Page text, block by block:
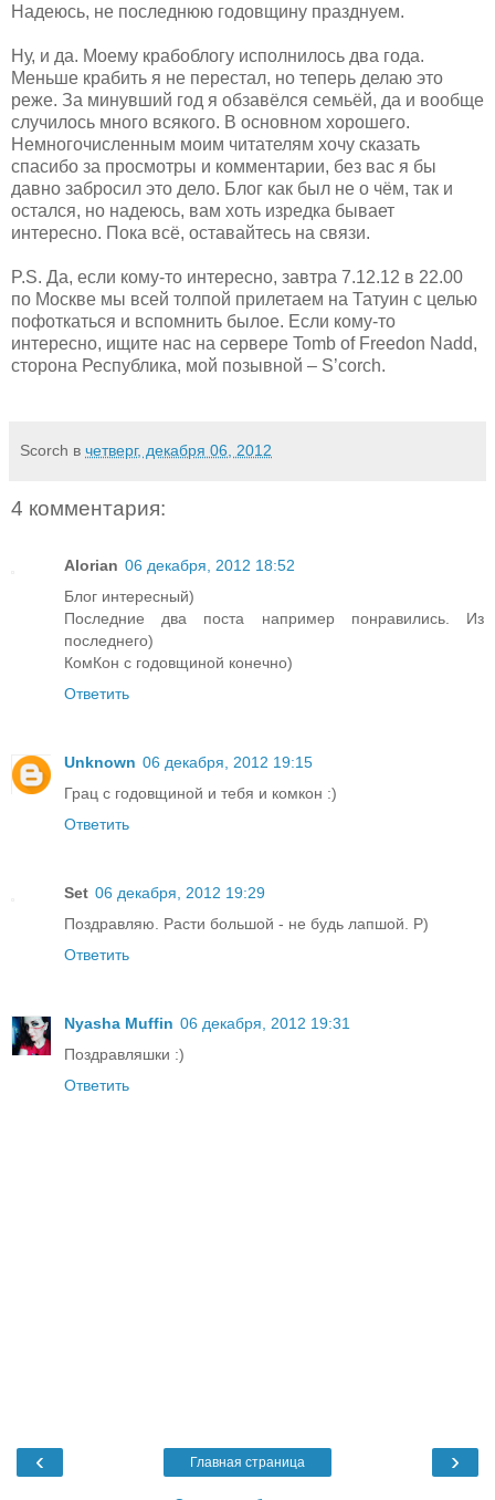
Надеюсь, не последнюю годовщину празднуем.
Ну, и да. Моему крабоблогу исполнилось два года.
Меньше крабить я не перестал, но теперь делаю это
реже. За минувший год я обзавёлся семьёй, да и вообще
случилось много всякого. В основном хорошего.
Немногочисленным моим читателям хочу сказать
спасибо за просмотры и комментарии, без вас я бы
давно забросил это дело. Блог как был не о чём, так и
остался, но надеюсь, вам хоть изредка бывает
интересно. Пока всё, оставайтесь на связи.
P.S. Да, если кому-то интересно, завтра 7.12.12 в 22.00
по Москве мы всей толпой прилетаем на Татуин с целью
пофоткаться и вспомнить былое. Если кому-то
интересно, ищите нас на сервере Tomb of Freedon Nadd,
сторона Республика, мой позывной – S’corch.
Scorch в четверг, декабря 06, 2012
4 комментария:
Alorian 06 декабря, 2012 18:52
Блог интересный)
Последние два поста например понравились. Из
последнего)
КомКон с годовщиной конечно)
Ответить
Unknown 06 декабря, 2012 19:15
Грац с годовщиной и тебя и комкон :)
Ответить
Set 06 декабря, 2012 19:29
Поздравляю. Расти большой - не будь лапшой. Р)
Ответить
Nyasha Muffin 06 декабря, 2012 19:31
Поздравляшки :)
Ответить
‹ ›
Главная страница